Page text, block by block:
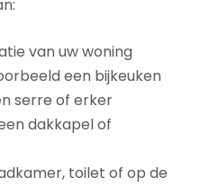
van uw woning
een bijkeuken
serre of erker
dakkapel of
toilet of op de